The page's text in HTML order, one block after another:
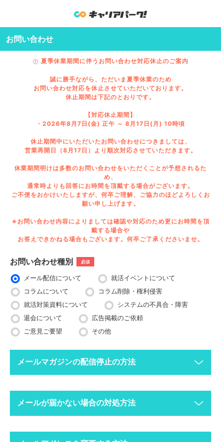
お問い合わせ
夏季休業期間に伴うお問い合わせ対応休止のご案内
誠に勝手ながら、ただいま夏季休業のため
お問い合わせ対応を休止させていただいております。
休止期間は下記のとおりです。
【対応休止期間】
・2026年8月7日(金) 正午 ～ 8月17日(月) 10時頃
休止期間中にいただいたお問い合わせにつきましては、
営業再開日（8月17日）より順次対応させていただきます。
休業期間明けは多数のお問い合わせをいただくことが予想されるた
め、
通常時よりも回答にお時間を頂戴する場合がございます。
ご不便をおかけいたしますが、何卒ご理解、ご協力のほどよろしくお
願い申し上げます。
※お問い合わせ内容によりましては確認や対応のため更にお時間を頂
戴する場合や
お答えできかねる場合もございます。何卒ご了承くださいませ。
お問い合わせ種別 必須
メール配信について
就活イベントについて
コラムについて
コラム削除・権利侵害
就活対策資料について
システムの不具合・障害
退会について
広告掲載のご依頼
ご意見ご要望
その他
メールマガジンの配信停止の方法
ってください。
配信停止までに2〜3営業日ほどかかる場合がございますのでご
メールが届かない場合の対処方法